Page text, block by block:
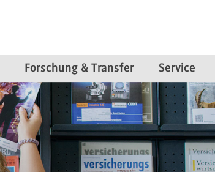
Forschung & Transfer Service